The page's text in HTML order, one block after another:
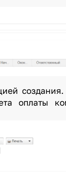
оплаты